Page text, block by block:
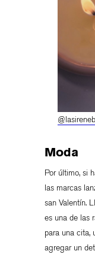
Moda
Por último, si
las marcas
san Valentín.
es una de las
para una cita,
agregar un